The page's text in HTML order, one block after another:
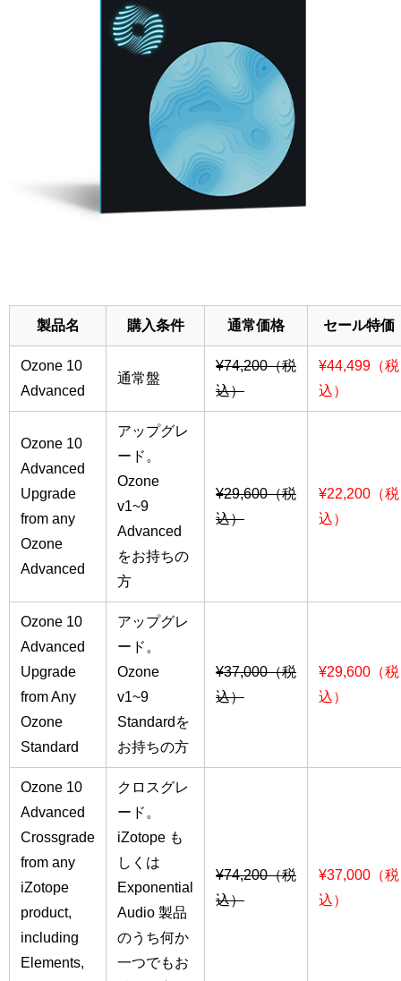
製品名 購入条件 通常価格 セール特価
Ozone 10
Advanced
通常盤
¥74,200（税
込）
¥44,499（税
込）
Ozone 10
Advanced
Upgrade
from any
Ozone
Advanced
アップグレ
ード。
Ozone
v1~9
Advanced
をお持ちの
方
¥29,600（税
込）
¥22,200（税
込）
Ozone 10
Advanced
Upgrade
from Any
Ozone
Standard
アップグレ
ード。
Ozone
v1~9
Standardを
お持ちの方
¥37,000（税
込）
¥29,600（税
込）
Ozone 10
Advanced
Crossgrade
from any
iZotope
product,
including
Elements,
クロスグレ
ード。
iZotope も
しくは
Exponential
Audio 製品
のうち何か
一つでもお
¥74,200（税
込）
¥37,000（税
込）